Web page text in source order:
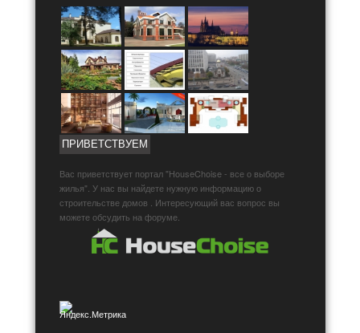
ПРИВЕТСТВУЕМ
Вас приветствует портал "HouseChoise - все о выборе
жилья". У нас вы найдете нужную информацию о
строительстве домов . Интересующий вас вопрос вы
можете обсудить на форуме.